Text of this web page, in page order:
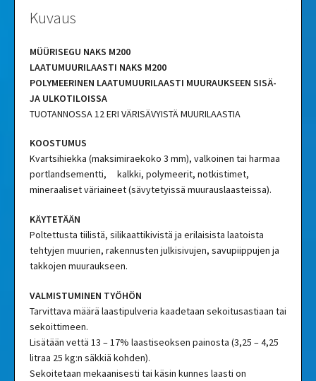
Kuvaus
MÜÜRISEGU NAKS M200
LAATUMUURILAASTI NAKS M200
POLYMEERINEN LAATUMUURILAASTI MUURAUKSEEN SISÄ-
JA ULKOTILOISSA
TUOTANNOSSA 12 ERI VÄRISÄVYISTÄ MUURILAASTIA
KOOSTUMUS
Kvartsihiekka (maksimiraekoko 3 mm), valkoinen tai harmaa
portlandsementti, kalkki, polymeerit, notkistimet,
mineraaliset väriaineet (sävytetyissä muurauslaasteissa).
KÄYTETÄÄN
Poltettusta tiilistä, silikaattikivistä ja erilaisista laatoista
tehtyjen muurien, rakennusten julkisivujen, savupiippujen ja
takkojen muuraukseen.
VALMISTUMINEN TYÖHÖN
Tarvittava määrä laastipulveria kaadetaan sekoitusastiaan tai
sekoittimeen.
Lisätään vettä 13 – 17% laastiseoksen painosta (3,25 – 4,25
litraa 25 kg:n säkkiä kohden).
Sekoitetaan mekaanisesti tai käsin kunnes laasti on